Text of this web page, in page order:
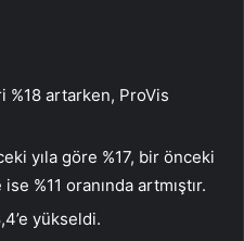
%18 artarken, ProVis
yıla göre %17, bir önceki
%11 oranında artmıştır.
yükseldi.